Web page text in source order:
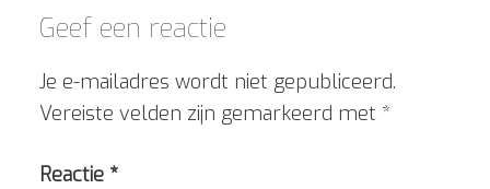
Geef een reactie
Je e-mailadres wordt niet gepubliceerd.
Vereiste velden zijn gemarkeerd met *
Reactie *